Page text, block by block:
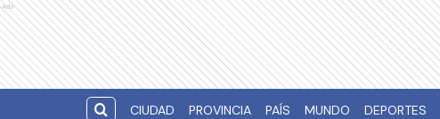
Ads
CIUDAD PROVINCIA PAÍS MUNDO DEPORTES